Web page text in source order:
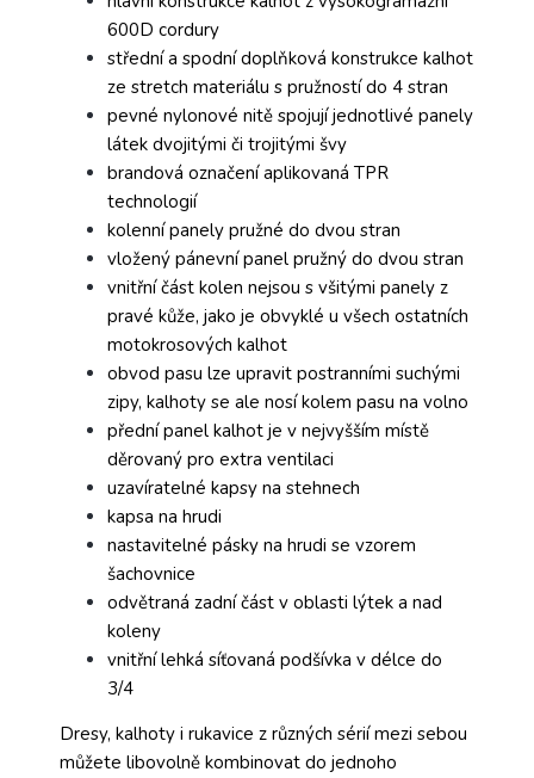
600D cordury
střední a spodní doplňková konstrukce kalhot
ze stretch materiálu s pružností do 4 stran
pevné nylonové nitě spojují jednotlivé panely
látek dvojitými či trojitými švy
brandová označení aplikovaná TPR
technologií
kolenní panely pružné do dvou stran
vložený pánevní panel pružný do dvou stran
vnitřní část kolen nejsou s všitými panely z
pravé kůže, jako je obvyklé u všech ostatních
motokrosových kalhot
obvod pasu lze upravit postranními suchými
zipy, kalhoty se ale nosí kolem pasu na volno
přední panel kalhot je v nejvyšším místě
děrovaný pro extra ventilaci
uzavíratelné kapsy na stehnech
kapsa na hrudi
nastavitelné pásky na hrudi se vzorem
šachovnice
odvětraná zadní část v oblasti lýtek a nad
koleny
vnitřní lehká síťovaná podšívka v délce do
3/4
Dresy, kalhoty i rukavice z různých sérií mezi sebou
můžete libovolně kombinovat do jednoho